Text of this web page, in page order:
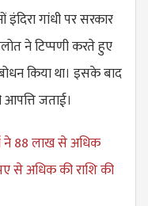
गांधी पर सरकार
ने टिप्पणी करते हुए
किया था। इसके बाद
जताई।
ने 88 लाख से अधिक
से अधिक की राशि की